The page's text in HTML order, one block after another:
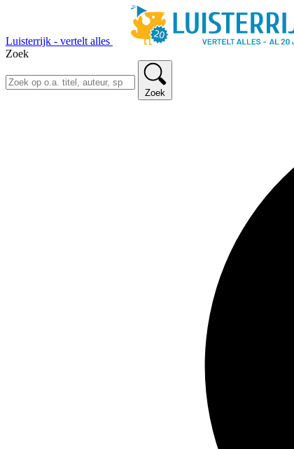
Luisterrijk - vertelt alles
Zoek
Zoek